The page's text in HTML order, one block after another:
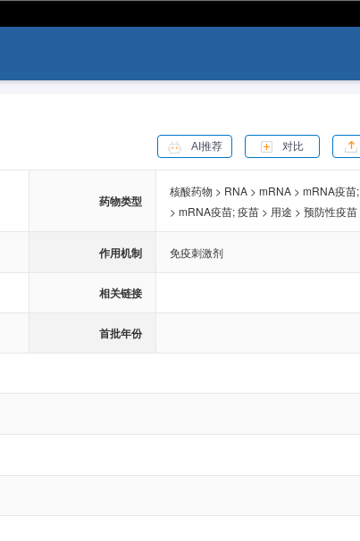
AI推荐 对比
药物类型
核酸药物 > RNA > mRNA > mRNA疫苗;
> mRNA疫苗;疫苗 > 用途 > 预防性疫苗
作用机制 免疫刺激剂
相关链接
首批年份